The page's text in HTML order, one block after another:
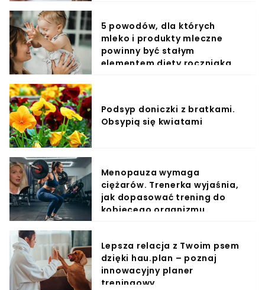
5 powodów, dla których
mleko i produkty mleczne
powinny być stałym
elementem diety roczniaka
Podsyp doniczki z bratkami.
Obsypią się kwiatami
Menopauza wymaga
ciężarów. Trenerka wyjaśnia,
jak dopasować trening do
kobiecego organizmu
Lepsza relacja z Twoim psem
dzięki hau.plan – poznaj
innowacyjny planer
treningowy